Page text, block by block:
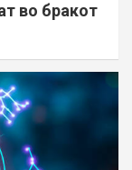
во бракот